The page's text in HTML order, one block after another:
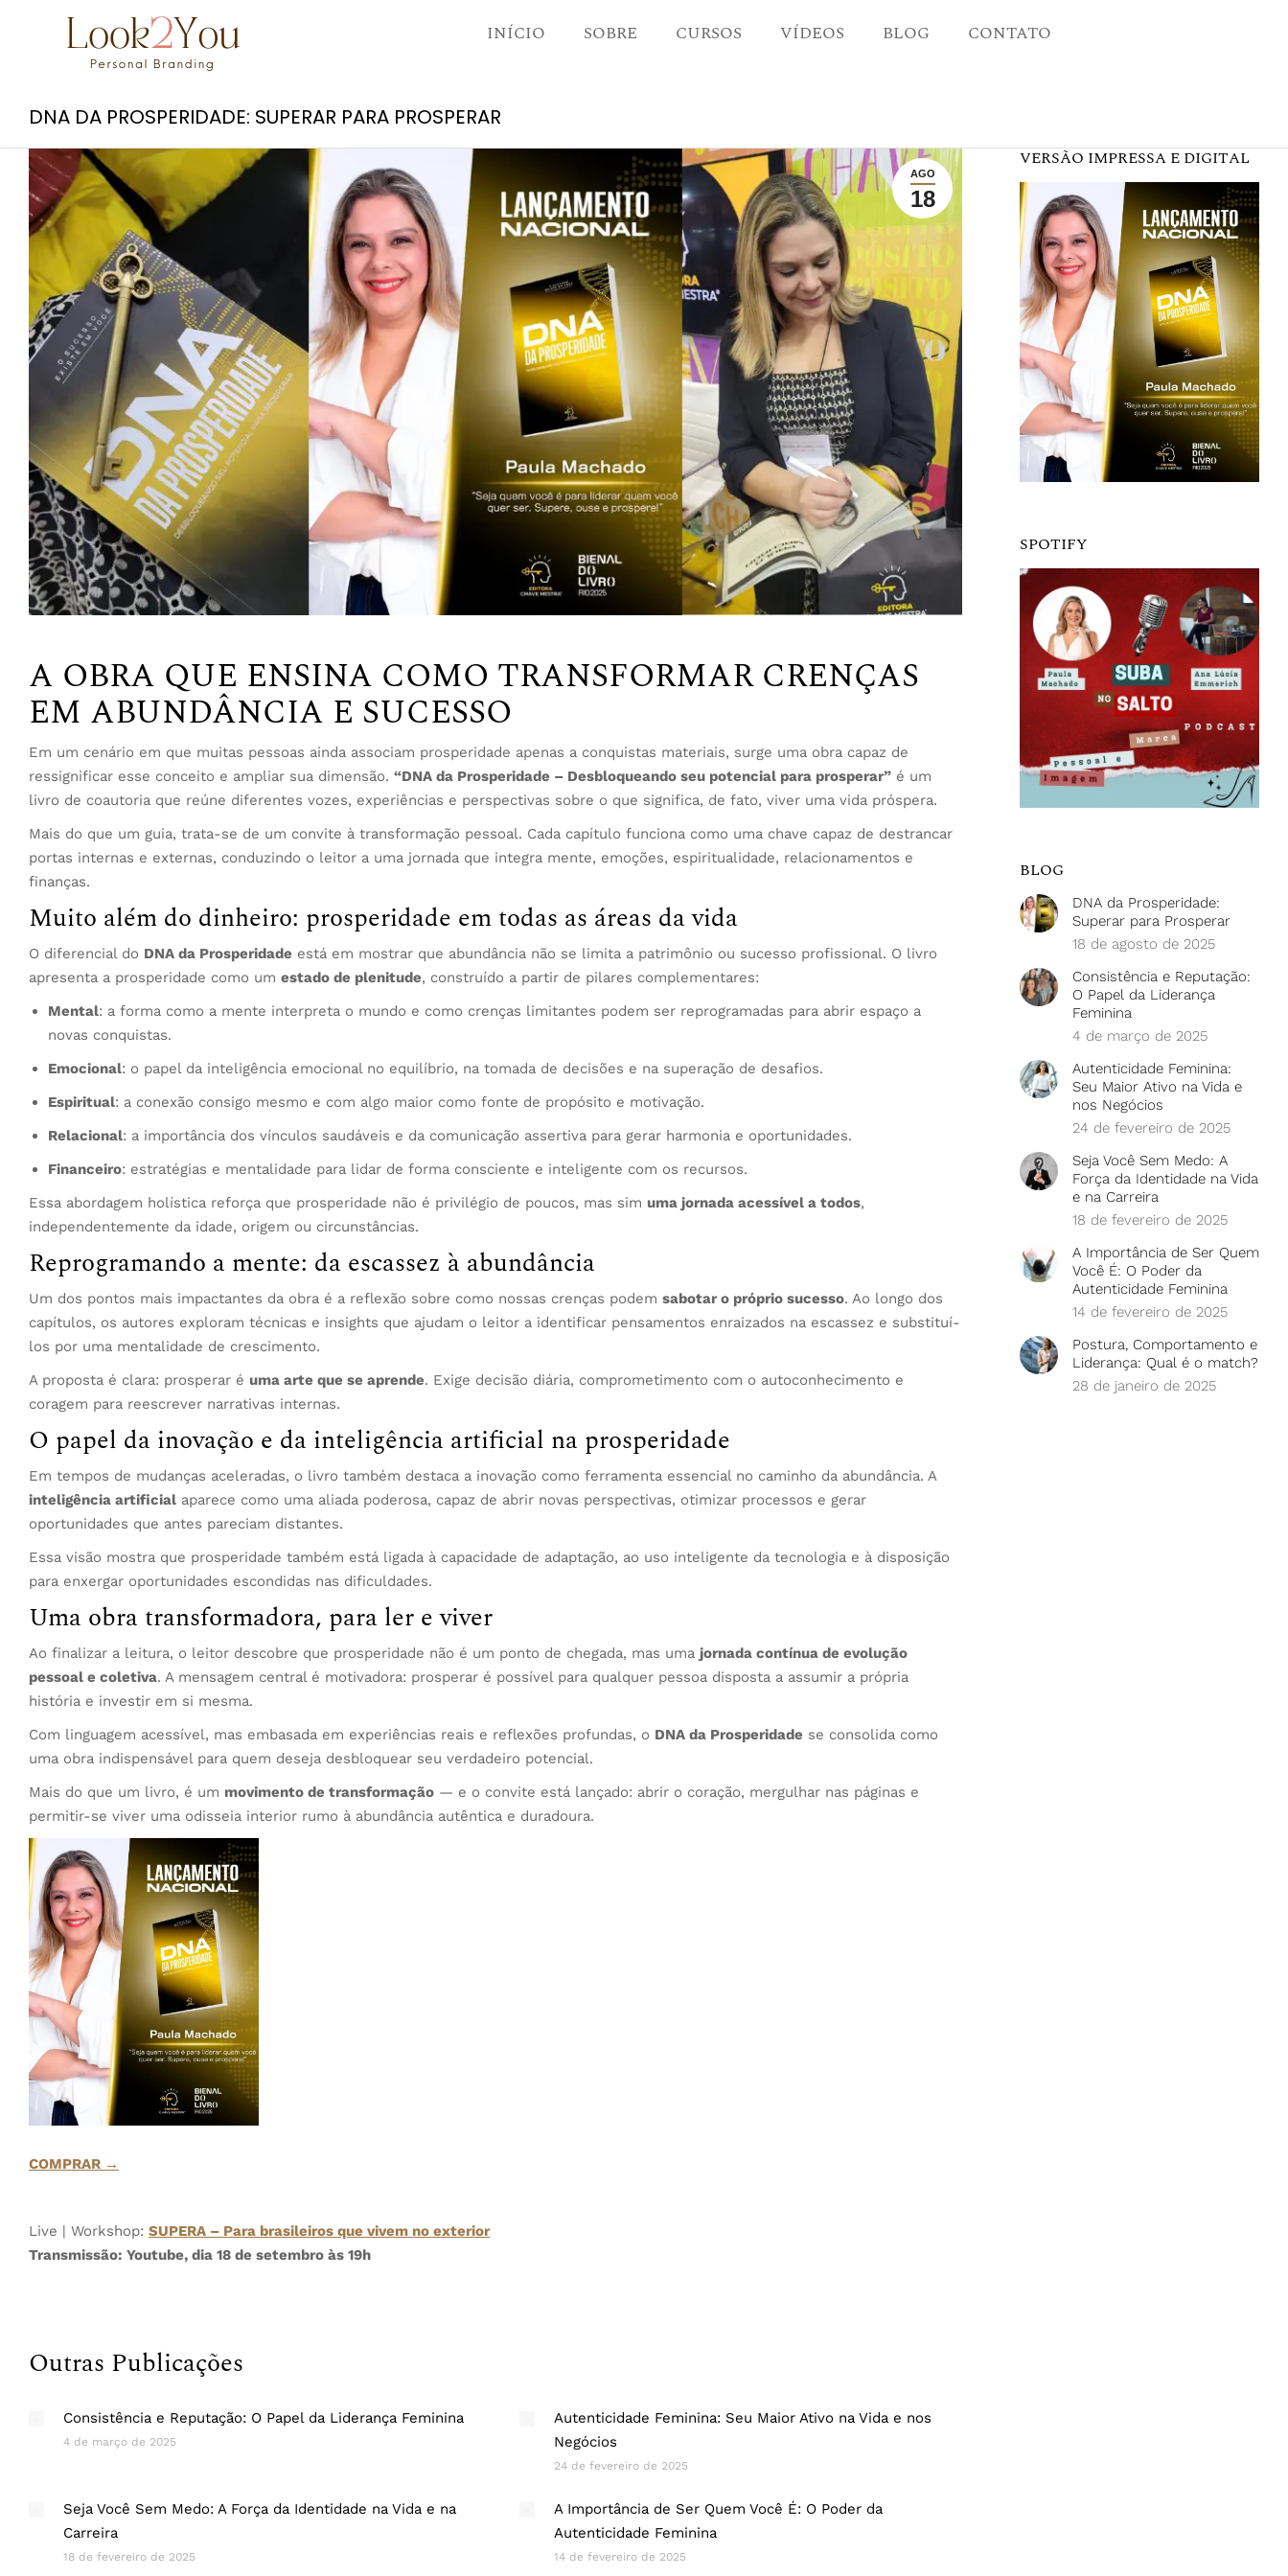
INÍCIO SOBRE CURSOS VÍDEOS BLOG CONTATO
DNA DA PROSPERIDADE: SUPERAR PARA PROSPERAR
AGO
18
A OBRA QUE ENSINA COMO TRANSFORMAR CRENÇAS
EM ABUNDÂNCIA E SUCESSO
Em um cenário em que muitas pessoas ainda associam prosperidade apenas a conquistas materiais, surge uma obra capaz de
ressignificar esse conceito e ampliar sua dimensão. “DNA da Prosperidade – Desbloqueando seu potencial para prosperar” é um
livro de coautoria que reúne diferentes vozes, experiências e perspectivas sobre o que significa, de fato, viver uma vida próspera.
Mais do que um guia, trata-se de um convite à transformação pessoal. Cada capítulo funciona como uma chave capaz de destrancar
portas internas e externas, conduzindo o leitor a uma jornada que integra mente, emoções, espiritualidade, relacionamentos e
finanças.
Muito além do dinheiro: prosperidade em todas as áreas da vida
O diferencial do DNA da Prosperidade está em mostrar que abundância não se limita a patrimônio ou sucesso profissional. O livro
apresenta a prosperidade como um estado de plenitude, construído a partir de pilares complementares:
Mental: a forma como a mente interpreta o mundo e como crenças limitantes podem ser reprogramadas para abrir espaço a
novas conquistas.
Emocional: o papel da inteligência emocional no equilíbrio, na tomada de decisões e na superação de desafios.
Espiritual: a conexão consigo mesmo e com algo maior como fonte de propósito e motivação.
Relacional: a importância dos vínculos saudáveis e da comunicação assertiva para gerar harmonia e oportunidades.
Financeiro: estratégias e mentalidade para lidar de forma consciente e inteligente com os recursos.
Essa abordagem holística reforça que prosperidade não é privilégio de poucos, mas sim uma jornada acessível a todos,
independentemente da idade, origem ou circunstâncias.
Reprogramando a mente: da escassez à abundância
Um dos pontos mais impactantes da obra é a reflexão sobre como nossas crenças podem sabotar o próprio sucesso. Ao longo dos
capítulos, os autores exploram técnicas e insights que ajudam o leitor a identificar pensamentos enraizados na escassez e substituí-
los por uma mentalidade de crescimento.
A proposta é clara: prosperar é uma arte que se aprende. Exige decisão diária, comprometimento com o autoconhecimento e
coragem para reescrever narrativas internas.
O papel da inovação e da inteligência artificial na prosperidade
Em tempos de mudanças aceleradas, o livro também destaca a inovação como ferramenta essencial no caminho da abundância. A
inteligência artificial aparece como uma aliada poderosa, capaz de abrir novas perspectivas, otimizar processos e gerar
oportunidades que antes pareciam distantes.
Essa visão mostra que prosperidade também está ligada à capacidade de adaptação, ao uso inteligente da tecnologia e à disposição
para enxergar oportunidades escondidas nas dificuldades.
Uma obra transformadora, para ler e viver
Ao finalizar a leitura, o leitor descobre que prosperidade não é um ponto de chegada, mas uma jornada contínua de evolução
pessoal e coletiva. A mensagem central é motivadora: prosperar é possível para qualquer pessoa disposta a assumir a própria
história e investir em si mesma.
Com linguagem acessível, mas embasada em experiências reais e reflexões profundas, o DNA da Prosperidade se consolida como
uma obra indispensável para quem deseja desbloquear seu verdadeiro potencial.
Mais do que um livro, é um movimento de transformação — e o convite está lançado: abrir o coração, mergulhar nas páginas e
permitir-se viver uma odisseia interior rumo à abundância autêntica e duradoura.
COMPRAR →
Live | Workshop: SUPERA – Para brasileiros que vivem no exterior
Transmissão: Youtube, dia 18 de setembro às 19h
Outras Publicações
Consistência e Reputação: O Papel da Liderança Feminina
4 de março de 2025
Autenticidade Feminina: Seu Maior Ativo na Vida e nos
Negócios
24 de fevereiro de 2025
Seja Você Sem Medo: A Força da Identidade na Vida e na
Carreira
18 de fevereiro de 2025
A Importância de Ser Quem Você É: O Poder da
Autenticidade Feminina
14 de fevereiro de 2025
VERSÃO IMPRESSA E DIGITAL
SPOTIFY
BLOG
DNA da Prosperidade:
Superar para Prosperar
18 de agosto de 2025
Consistência e Reputação:
O Papel da Liderança
Feminina
4 de março de 2025
Autenticidade Feminina:
Seu Maior Ativo na Vida e
nos Negócios
24 de fevereiro de 2025
Seja Você Sem Medo: A
Força da Identidade na Vida
e na Carreira
18 de fevereiro de 2025
A Importância de Ser Quem
Você É: O Poder da
Autenticidade Feminina
14 de fevereiro de 2025
Postura, Comportamento e
Liderança: Qual é o match?
28 de janeiro de 2025